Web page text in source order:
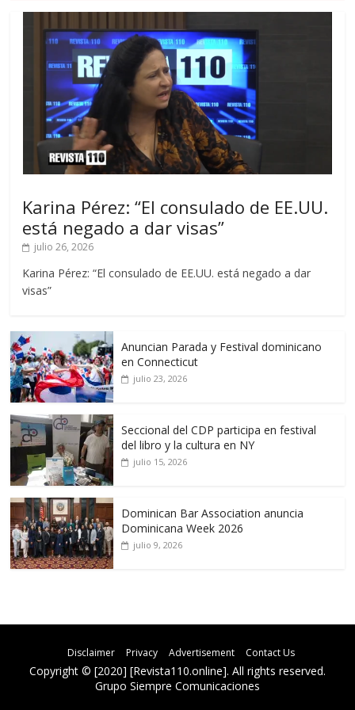
Karina Pérez: “El consulado de EE.UU.
está negado a dar visas”
julio 26, 2026
Karina Pérez: “El consulado de EE.UU. está negado a dar
visas”
Anuncian Parada y Festival dominicano
en Connecticut
julio 23, 2026
Seccional del CDP participa en festival
del libro y la cultura en NY
julio 15, 2026
Dominican Bar Association anuncia
Dominicana Week 2026
julio 9, 2026
Disclaimer Privacy Advertisement Contact Us
Copyright © [2020] [Revista110.online]. All rights reserved.
Grupo Siempre Comunicaciones